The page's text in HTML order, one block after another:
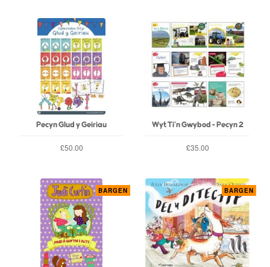
Pecyn Glud y Geiriau
£50.00
Wyt Ti'n Gwybod - Pecyn 2
£35.00
BARGEN BARGEN